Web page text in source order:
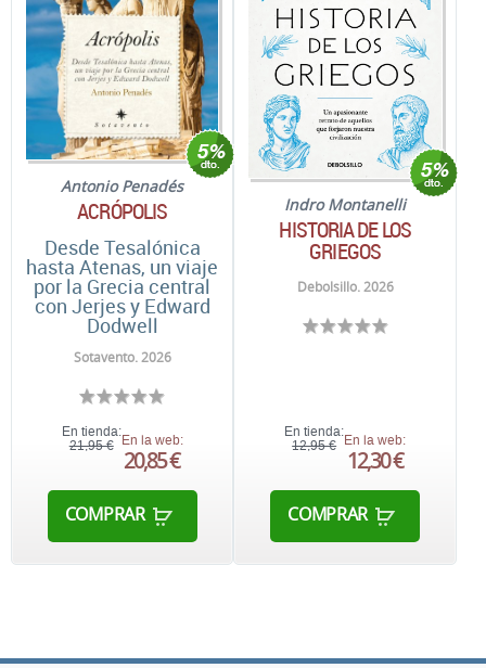
Antonio Penadés
ACRÓPOLIS
Desde Tesalónica
hasta Atenas, un viaje
por la Grecia central
con Jerjes y Edward
Dodwell
Sotavento. 2026
En tienda:
21,95 € En la web:
20,85 €
COMPRAR
Indro Montanelli
HISTORIA DE LOS
GRIEGOS
Debolsillo. 2026
En tienda:
12,95 €
En la web:
12,30 €
COMPRAR